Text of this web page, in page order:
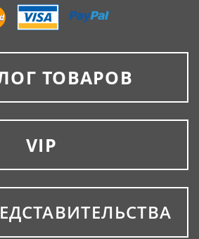
ТОВАРОВ
VIP